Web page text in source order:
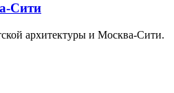
Сити
архитектуры и Москва-Сити.